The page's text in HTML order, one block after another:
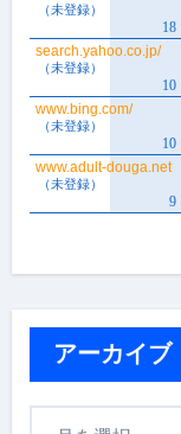
アーカイブ